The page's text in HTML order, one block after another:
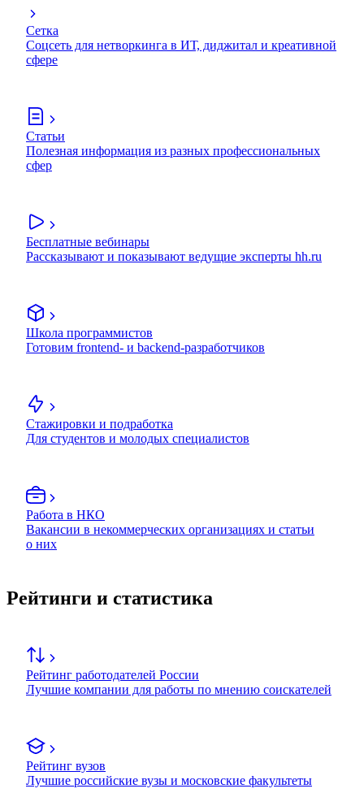
Сетка
Соцсеть для нетворкинга в ИТ, диджитал и креативной
сфере
Статьи
Полезная информация из разных профессиональных
сфер
Бесплатные вебинары
Рассказывают и показывают ведущие эксперты hh.ru
Школа программистов
Готовим frontend- и backend-разработчиков
Стажировки и подработка
Для студентов и молодых специалистов
Работа в НКО
Вакансии в некоммерческих организациях и статьи
о них
Рейтинги и статистика
Рейтинг работодателей России
Лучшие компании для работы по мнению соискателей
Рейтинг вузов
Лучшие российские вузы и московские факультеты